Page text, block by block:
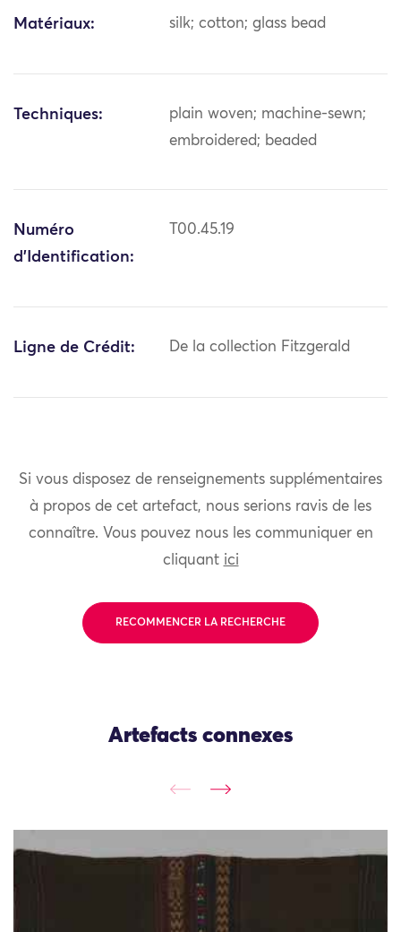
Matériaux: silk; cotton; glass bead
Techniques:
plain woven; machine-sewn;
embroidered; beaded
Numéro
d'Identification:
T00.45.19
Ligne de Crédit: De la collection Fitzgerald
Si vous disposez de renseignements supplémentaires
à propos de cet artefact, nous serions ravis de les
connaître. Vous pouvez nous les communiquer en
cliquant ici
RECOMMENCER LA RECHERCHE
Artefacts connexes